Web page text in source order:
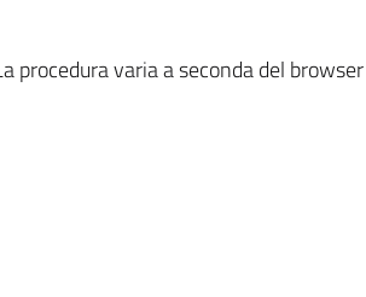
procedura varia a seconda del